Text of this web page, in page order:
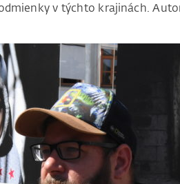
v týchto krajinách.